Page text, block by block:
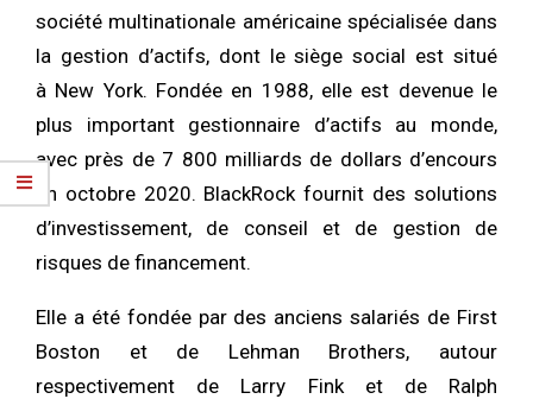
société multinationale américaine spécialisée dans
la gestion d’actifs, dont le siège social est situé
à New York. Fondée en 1988, elle est devenue le
plus important gestionnaire d’actifs au monde,
avec près de 7 800 milliards de dollars d’encours
en octobre 2020. BlackRock fournit des solutions
d’investissement, de conseil et de gestion de
risques de financement.
Elle a été fondée par des anciens salariés de First
Boston et de Lehman Brothers, autour
respectivement de Larry Fink et de Ralph